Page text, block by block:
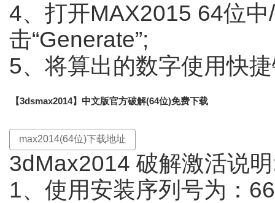
4、打开MAX2015 64位中
击“Generate”;
5、将算出的数字使用快
【3dsmax2014】中文版官方破解(64位)免费下载
max2014(64位)下载地址
3dMax2014 破解激活说
1、使用安装序列号为：